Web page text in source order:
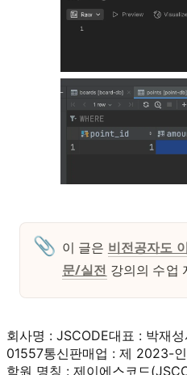
📎 이 글은 비전공자도
문/실전 강의의 수업
회사명 : JSCODE대표 : 박재성
01557통신판매업 : 제 2023-
학원 명칭 : 제이에스코드